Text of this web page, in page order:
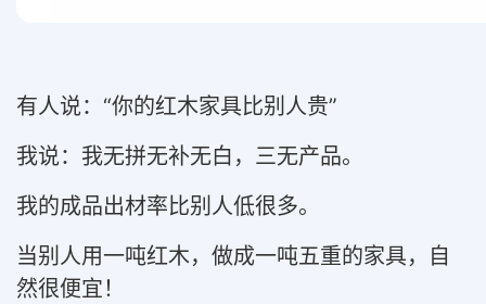
有人说：“你的红木家具比别人贵”
我说：我无拼无补无白，三无产品。
我的成品出材率比别人低很多。
当别人用一吨红木，做成一吨五重的家具，自
然很便宜！